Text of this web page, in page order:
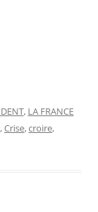
, LA FRANCE
,Crise,croire,